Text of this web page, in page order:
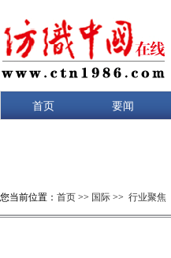
首页 要闻
您当前位置： 首页 >> 国际 >> 行业聚焦